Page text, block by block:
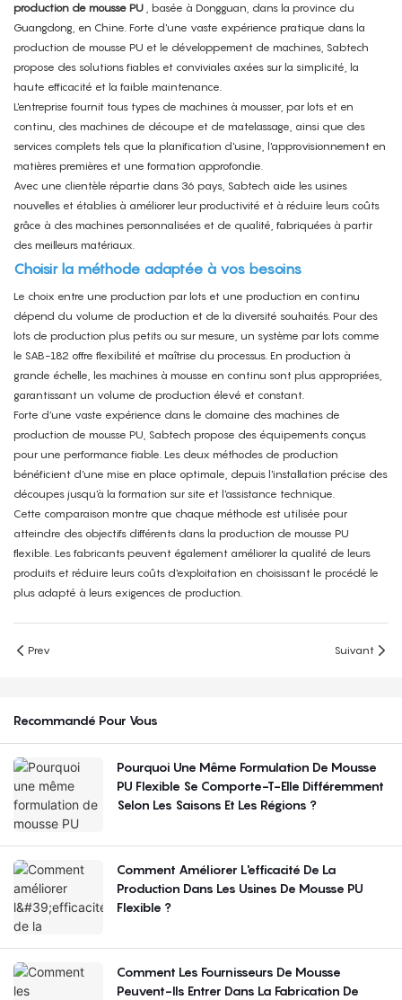
production de mousse PU , basée à Dongguan, dans la province du
Guangdong, en Chine. Forte d'une vaste expérience pratique dans la
production de mousse PU et le développement de machines, Sabtech
propose des solutions fiables et conviviales axées sur la simplicité, la
haute efficacité et la faible maintenance.
L'entreprise fournit tous types de machines à mousser, par lots et en
continu, des machines de découpe et de matelassage, ainsi que des
services complets tels que la planification d'usine, l'approvisionnement en
matières premières et une formation approfondie.
Avec une clientèle répartie dans 36 pays, Sabtech aide les usines
nouvelles et établies à améliorer leur productivité et à réduire leurs coûts
grâce à des machines personnalisées et de qualité, fabriquées à partir
des meilleurs matériaux.
Choisir la méthode adaptée à vos besoins
Le choix entre une production par lots et une production en continu
dépend du volume de production et de la diversité souhaités. Pour des
lots de production plus petits ou sur mesure, un système par lots comme
le SAB-182 offre flexibilité et maîtrise du processus. En production à
grande échelle, les machines à mousse en continu sont plus appropriées,
garantissant un volume de production élevé et constant.
Forte d'une vaste expérience dans le domaine des machines de
production de mousse PU, Sabtech propose des équipements conçus
pour une performance fiable. Les deux méthodes de production
bénéficient d'une mise en place optimale, depuis l'installation précise des
découpes jusqu'à la formation sur site et l'assistance technique.
Cette comparaison montre que chaque méthode est utilisée pour
atteindre des objectifs différents dans la production de mousse PU
flexible. Les fabricants peuvent également améliorer la qualité de leurs
produits et réduire leurs coûts d'exploitation en choisissant le procédé le
plus adapté à leurs exigences de production.
Prev Suivant
Recommandé Pour Vous
Pourquoi Une Même Formulation De Mousse
PU Flexible Se Comporte-T-Elle Différemment
Selon Les Saisons Et Les Régions ?
Comment Améliorer L'efficacité De La
Production Dans Les Usines De Mousse PU
Flexible ?
Comment Les Fournisseurs De Mousse
Peuvent-Ils Entrer Dans La Fabrication De